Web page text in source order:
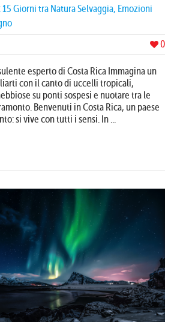
Giorni tra Natura Selvaggia, Emozioni
0
esperto di Costa Rica Immagina un
con il canto di uccelli tropicali,
su ponti sospesi e nuotare tra le
Benvenuti in Costa Rica, un paese
si vive con tutti i sensi. In ...